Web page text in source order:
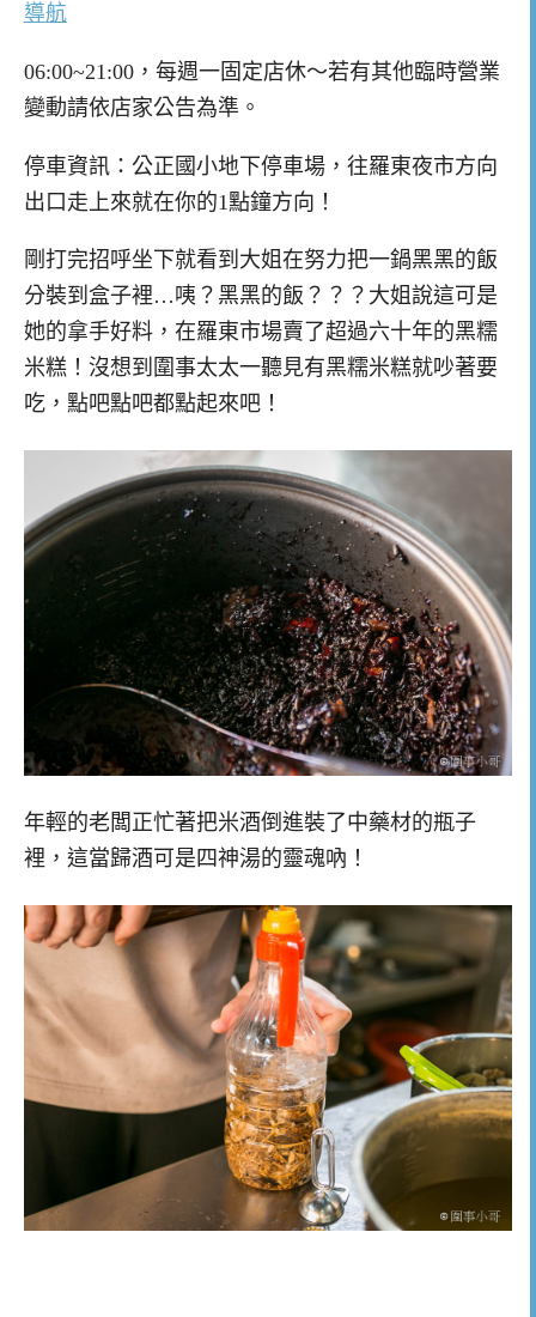
導航
06:00~21:00，每週一固定店休～若有其他臨時營業
變動請依店家公告為準。
停車資訊：公正國小地下停車場，往羅東夜市方向
出口走上來就在你的1點鐘方向！
剛打完招呼坐下就看到大姐在努力把一鍋黑黑的飯
分裝到盒子裡…咦？黑黑的飯？？？大姐說這可是
她的拿手好料，在羅東市場賣了超過六十年的黑糯
米糕！沒想到圍事太太一聽見有黑糯米糕就吵著要
吃，點吧點吧都點起來吧！
年輕的老闆正忙著把米酒倒進裝了中藥材的瓶子
裡，這當歸酒可是四神湯的靈魂吶！